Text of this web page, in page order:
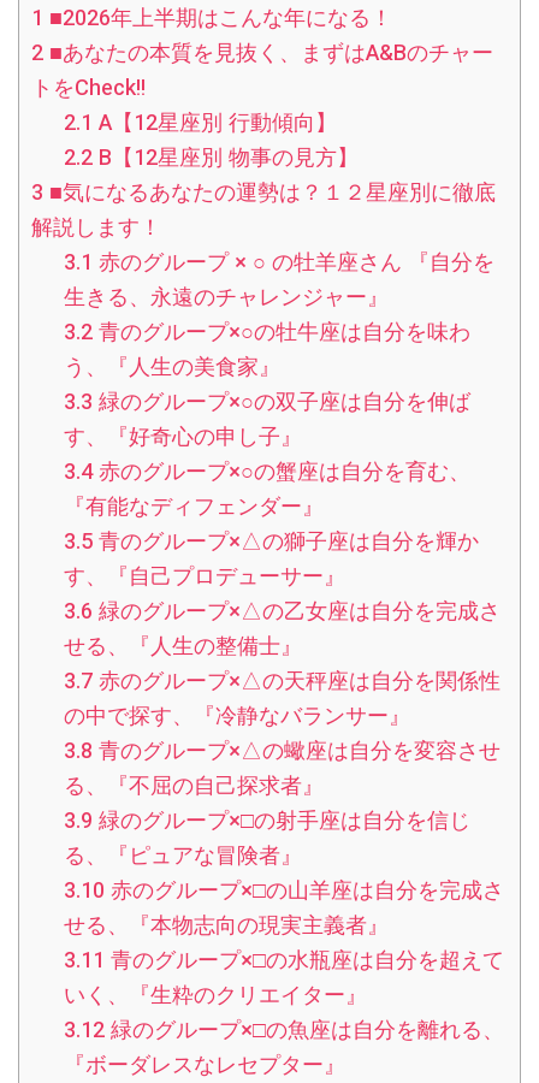
1 ■2026年上半期はこんな年になる！
2■あなたの本質を見抜く、まずはA&Bのチャー
トをCheck!!
2.1 A【12星座別 行動傾向】
2.2 B【12星座別 物事の見方】
3 ■気になるあなたの運勢は？１２星座別に徹底
解説します！
3.1 赤のグループ × ○ の牡羊座さん 『自分を
生きる、永遠のチャレンジャー』
3.2青のグループ×○の牡牛座は自分を味わ
う、『人生の美食家』
3.3 緑のグループ×○の双子座は自分を伸ば
す、『好奇心の申し子』
3.4赤のグループ×○の蟹座は自分を育む、
『有能なディフェンダー』
3.5青のグループ×△の獅子座は自分を輝か
す、『自己プロデューサー』
3.6 緑のグループ×△の乙女座は自分を完成さ
せる、『人生の整備士』
3.7赤のグループ×△の天秤座は自分を関係性
の中で探す、『冷静なバランサー』
3.8 青のグループ×△の蠍座は自分を変容させ
る、『不屈の自己探求者』
3.9 緑のグループ×□の射手座は自分を信じ
る、『ピュアな冒険者』
3.10 赤のグループ×□の山羊座は自分を完成さ
せる、『本物志向の現実主義者』
3.11 青のグループ×□の水瓶座は自分を超えて
いく、『生粋のクリエイター』
3.12緑のグループ×□の魚座は自分を離れる、
『ボーダレスなレセプター』